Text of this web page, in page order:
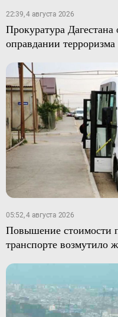
22:39, 4 августа 2026
Прокуратура
оправдании терроризма
05:52, 4 августа 2026
Повышение стоимости
транспорте возмутило